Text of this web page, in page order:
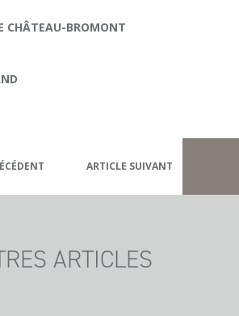
CHÂTEAU-BROMONT
ARTICLE SUIVANT
ARTICLES